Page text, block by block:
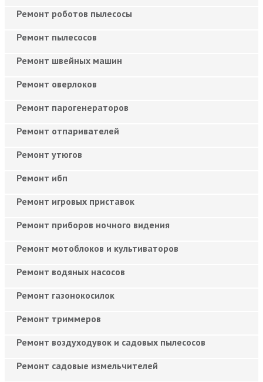
Ремонт роботов пылесосы
Ремонт пылесосов
Ремонт швейных машин
Ремонт оверлоков
Ремонт парогенераторов
Ремонт отпаривателей
Ремонт утюгов
Ремонт ибп
Ремонт игровых приставок
Ремонт приборов ночного видения
Ремонт мотоблоков и культиваторов
Ремонт водяных насосов
Ремонт газонокосилок
Ремонт триммеров
Ремонт воздуходувок и садовых пылесосов
Ремонт садовые измельчителей